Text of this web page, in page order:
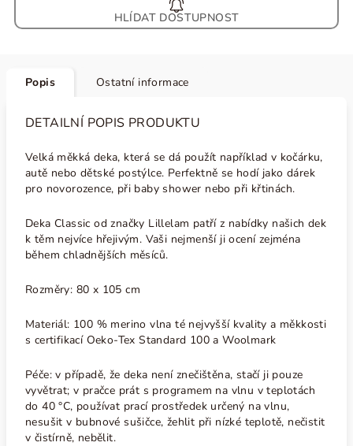
HLÍDAT
Popis Ostatní informace
DETAILNÍ POPIS PRODUKTU
Velká měkká deka, která se dá použít například v kočárku,
autě nebo dětské postýlce. Perfektně se hodí jako dárek
pro novorozence, při baby shower nebo při křtinách.
Deka Classic od značky Lillelam patří z nabídky našich dek
k těm nejvíce hřejivým. Vaši nejmenší ji ocení zejména
během chladnějších měsíců.
Rozměry: 80 x 105 cm
Materiál: 100 % merino vlna té nejvyšší kvality a měkkosti
s certifikací Oeko-Tex Standard 100 a Woolmark
Péče: v případě, že deka není znečištěna, stačí ji pouze
vyvětrat; v pračce prát s programem na vlnu v teplotách
do 40°C, používat prací prostředek určený na vlnu,
nesušit v bubnové sušičce, žehlit při nízké teplotě, nečistit
v čistírně, nebělit.